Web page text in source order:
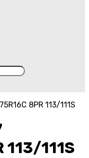
8PR 113/111S
113/111S